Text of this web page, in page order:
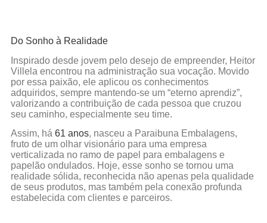
Do Sonho à Realidade
Inspirado desde jovem pelo desejo de empreender, Heitor
Villela encontrou na administração sua vocação. Movido
por essa paixão, ele aplicou os conhecimentos
adquiridos, sempre mantendo-se um “eterno aprendiz”,
valorizando a contribuição de cada pessoa que cruzou
seu caminho, especialmente seu time.
Assim, há 61 anos, nasceu a Paraibuna Embalagens,
fruto de um olhar visionário para uma empresa
verticalizada no ramo de papel para embalagens e
papelão ondulados. Hoje, esse sonho se tornou uma
realidade sólida, reconhecida não apenas pela qualidade
de seus produtos, mas também pela conexão profunda
estabelecida com clientes e parceiros.